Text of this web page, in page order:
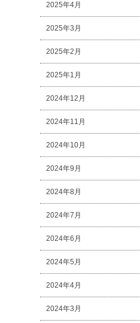
2025年4月
2025年3月
2025年2月
2025年1月
2024年12月
2024年11月
2024年10月
2024年9月
2024年8月
2024年7月
2024年6月
2024年5月
2024年4月
2024年3月